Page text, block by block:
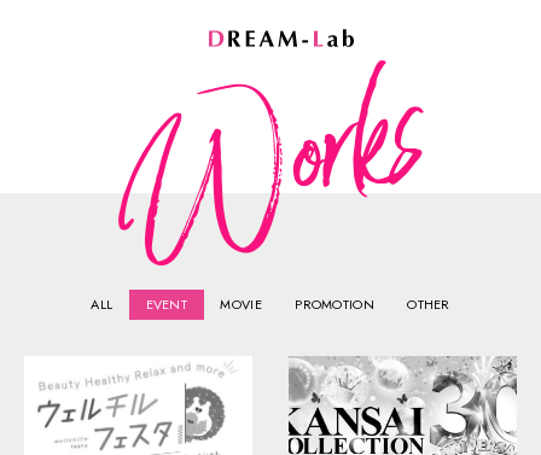
ALL EVENT MOVIE PROMOTION OTHER
個人情報保護の取り組みについて
プライバシーポリシー
本プライバシーポリシーは、株式会社ドリーム・ラボが収集
リーム・ラボの個人情報に関する基本的指針を定めるもので
す。
1.法令の遵守